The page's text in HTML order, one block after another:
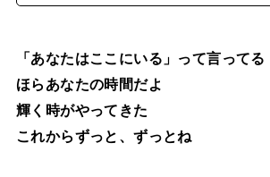
「あなたはここにいる」って言ってる
ほらあなたの時間だよ
輝く時がやってきた
これからずっと、ずっとね